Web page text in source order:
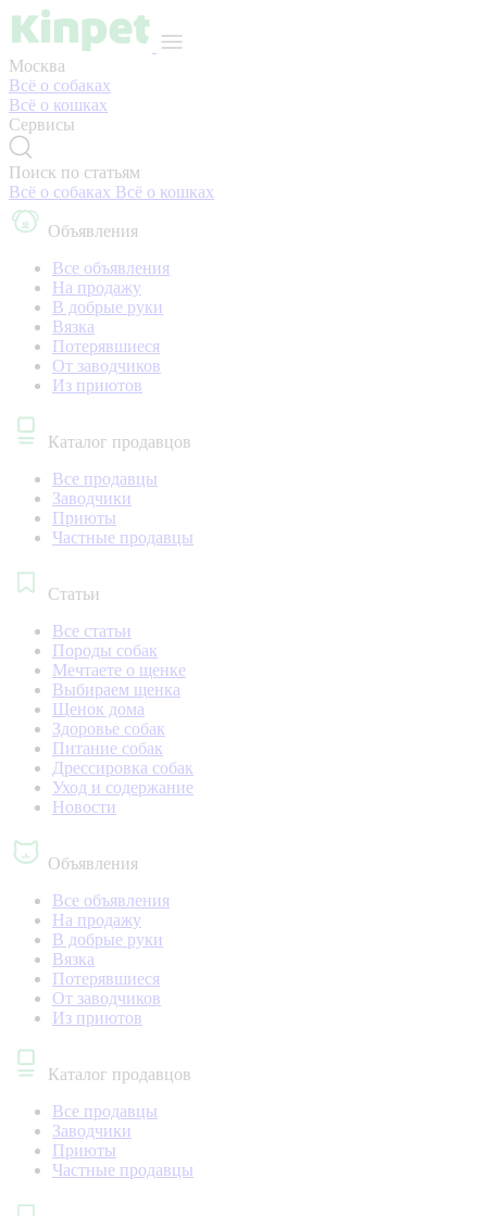
Москва
Всё о собаках
Всё о кошках
Сервисы
Поиск по статьям
Всё о собаках Всё о кошках
Объявления
Все объявления
На продажу
В добрые руки
Вязка
Потерявшиеся
От заводчиков
Из приютов
Каталог продавцов
Все продавцы
Заводчики
Приюты
Частные продавцы
Статьи
Все статьи
Породы собак
Мечтаете о щенке
Выбираем щенка
Щенок дома
Здоровье собак
Питание собак
Дрессировка собак
Уход и содержание
Новости
Объявления
Все объявления
На продажу
В добрые руки
Вязка
Потерявшиеся
От заводчиков
Из приютов
Каталог продавцов
Все продавцы
Заводчики
Приюты
Частные продавцы